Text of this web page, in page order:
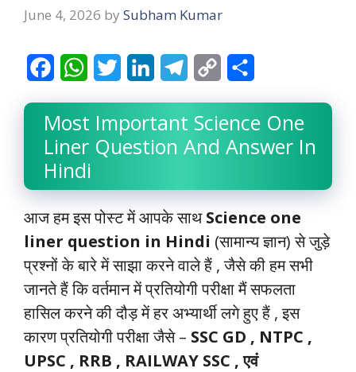
June 4, 2026 by Subham Kumar
c
e
b
o
k
W
a
t
s
p
i
t
n
k
n
e
m
p
y
k
a
r
Most Important Science One
Liner Question And Answer In
Hindi
आज हम इस पोस्ट में आपके साथScience one
liner question in Hindi (सामान्य ज्ञान) से जुड़े
प्रश्नों के बारे में साझा करने वाले हैं , जैसे की हम सभी
जानते हैं कि वर्तमान में प्रतियोगी परीक्षा मैं सफलता
हासिल करने की दौड़ में हर अभ्यार्थी लगे हुए हैं , इस
कारण प्रतियोगी परीक्षा जैसे – SSC GD , NTPC ,
UPSC , RRB , RAILWAY SSC ,एवं